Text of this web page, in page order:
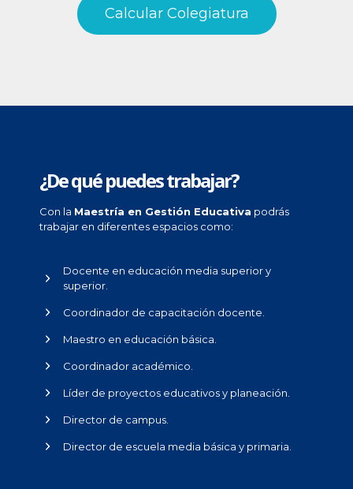
Calcular Colegiatura
¿De qué puedes trabajar?
Con la Maestría en Gestión Educativa podrás
trabajar en diferentes espacios como:
Docente en educación media superior y
superior.
Coordinador de capacitación docente.
Maestro en educación básica.
Coordinador académico.
Líder de proyectos educativos y planeación.
Director de campus.
Director de escuela media básica y primaria.